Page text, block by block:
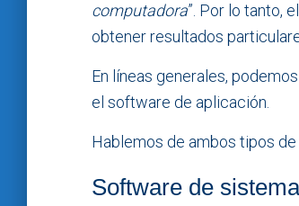
computadora”. Por lo tanto,
obtener resultados
En líneas generales,
el software de aplicación.
Hablemos de ambos tipos
Software de sistema